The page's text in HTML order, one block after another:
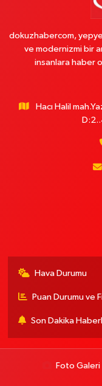
dokuzhabercom,
ve modernizmi bir
insanlara haber
Hacı Halil
Hava Durumu
Puan Durumu ve
Son Dakika
Foto Galeri